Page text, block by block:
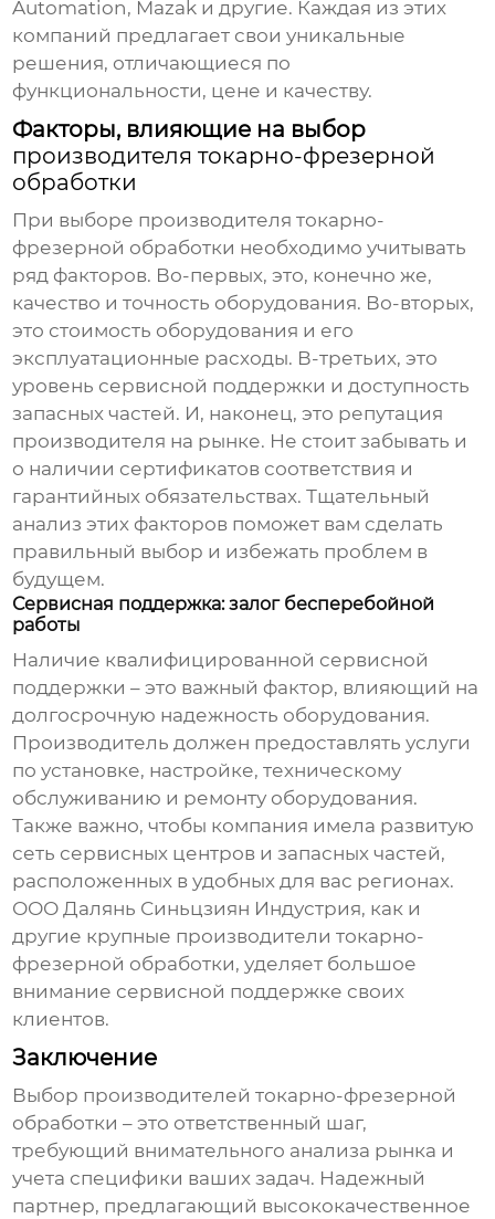
Automation, Mazak и другие. Каждая из этих
компаний предлагает свои уникальные
решения, отличающиеся по
функциональности, цене и качеству.
Факторы, влияющие на выбор
производителя токарно-фрезерной
обработки
При выборе производителя токарно-
фрезерной обработки необходимо учитывать
ряд факторов. Во-первых, это, конечно же,
качество и точность оборудования. Во-вторых,
это стоимость оборудования и его
эксплуатационные расходы. В-третьих, это
уровень сервисной поддержки и доступность
запасных частей. И, наконец, это репутация
производителя на рынке. Не стоит забывать и
о наличии сертификатов соответствия и
гарантийных обязательствах. Тщательный
анализ этих факторов поможет вам сделать
правильный выбор и избежать проблем в
будущем.
Сервисная поддержка: залог бесперебойной
работы
Наличие квалифицированной сервисной
поддержки – это важный фактор, влияющий на
долгосрочную надежность оборудования.
Производитель должен предоставлять услуги
по установке, настройке, техническому
обслуживанию и ремонту оборудования.
Также важно, чтобы компания имела развитую
сеть сервисных центров и запасных частей,
расположенных в удобных для вас регионах.
ООО Далянь Синьцзиян Индустрия, как и
другие крупные производители токарно-
фрезерной обработки, уделяет большое
внимание сервисной поддержке своих
клиентов.
Заключение
Выбор производителей токарно-фрезерной
обработки – это ответственный шаг,
требующий внимательного анализа рынка и
учета специфики ваших задач. Надежный
партнер, предлагающий высококачественное